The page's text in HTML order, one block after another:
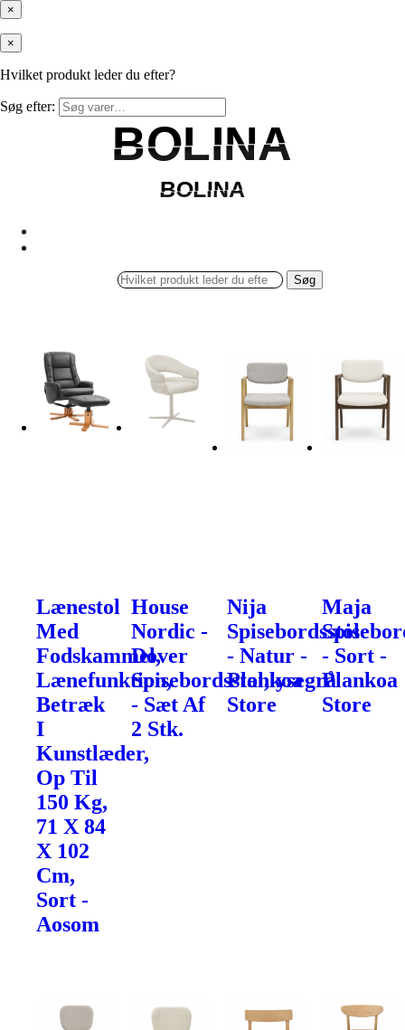
×
×
Hvilket produkt leder du efter?
Søg efter:
BOLINA
BOLINA
BOLINA
BOLINA
Søg
Lænestol
Med
Fodskammel,
Lænefunktion,
Betræk
I
Kunstlæder,
Op Til
150 Kg,
71 X 84
X 102
Cm,
Sort -
Aosom
House
Nordic -
Dover
Spisebordsstol,lysegrå
- Sæt Af
2 Stk.
Nija
Spisebordsstol
- Natur -
Plankoa
Store
Maja
- Sort -
Plankoa
Store